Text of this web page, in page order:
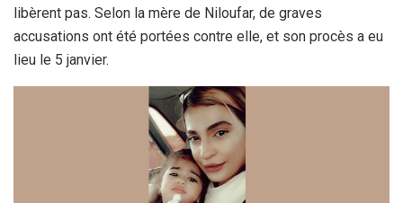
libèrent pas. Selon la mère de Niloufar, de graves
accusations ont été portées contre elle, et son procès a eu
lieu le 5 janvier.